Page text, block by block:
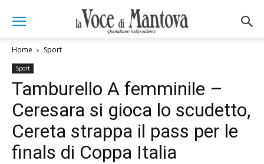
Home Sport
Sport
Tamburello A femminile –
Ceresara si gioca lo scudetto,
Cereta strappa il pass per le
finals di Coppa Italia